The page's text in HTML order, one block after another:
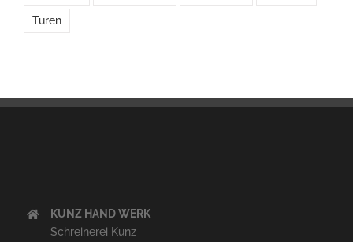
Türen
KUNZ HAND WERK
Schreinerei Kunz